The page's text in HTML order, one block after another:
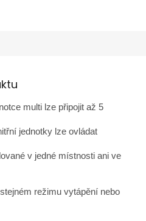
multi lze připojit až 5
jednotky lze ovládat
v jedné místnosti ani ve
režimu vytápění nebo